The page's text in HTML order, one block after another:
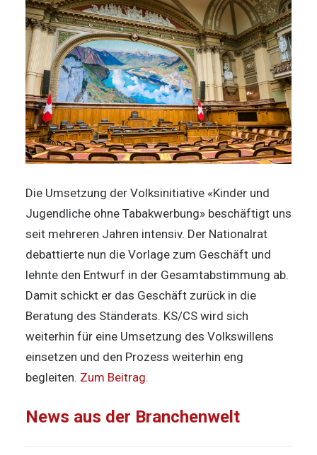
Die Umsetzung der Volksinitiative «Kinder und
Jugendliche ohne Tabakwerbung» beschäftigt uns
seit mehreren Jahren intensiv. Der Nationalrat
debattierte nun die Vorlage zum Geschäft und
lehnte den Entwurf in der Gesamtabstimmung ab.
Damit schickt er das Geschäft zurück in die
Beratung des Ständerats. KS/CS wird sich
weiterhin für eine Umsetzung des Volkswillens
einsetzen und den Prozess weiterhin eng
begleiten. Zum Beitrag.
News aus der Branchenwelt